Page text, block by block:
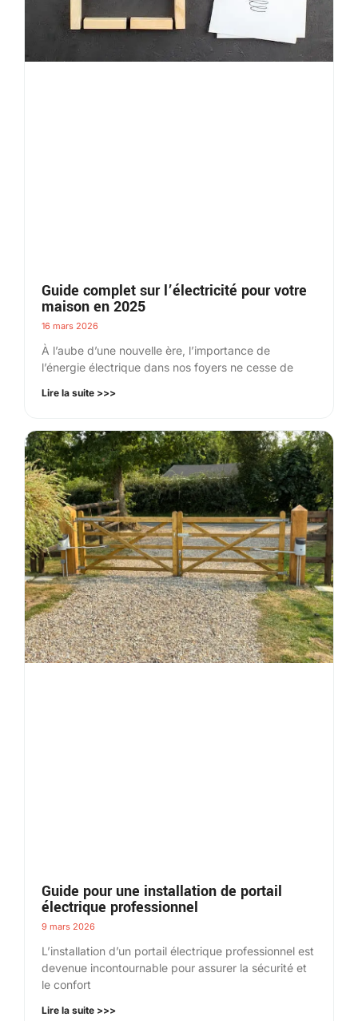
Guide complet sur l’électricité pour votre
maison en 2025
16 mars 2026
À l’aube d’une nouvelle ère, l’importance de
l’énergie électrique dans nos foyers ne cesse de
Lire la suite >>>
Guide pour une installation de portail
électrique professionnel
9 mars 2026
L’installation d’un portail électrique professionnel est
devenue incontournable pour assurer la sécurité et
le confort
Lire la suite >>>